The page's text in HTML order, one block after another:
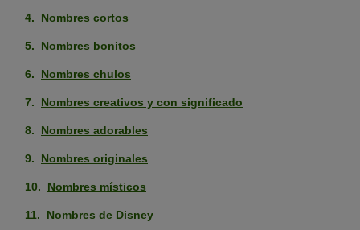
Nombres cortos
Nombres bonitos
Nombres chulos
Nombres creativos y con significado
Nombres adorables
Nombres originales
Nombres místicos
Nombres de Disney